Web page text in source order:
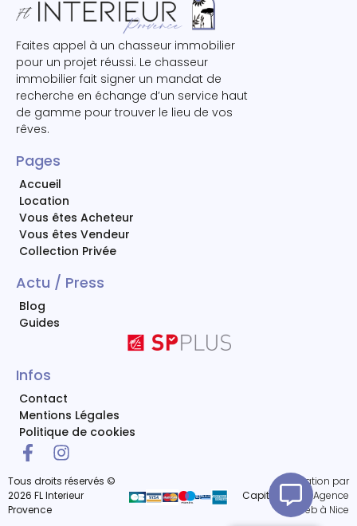
Faites appel à un chasseur immobilier
pour un projet réussi. Le chasseur
immobilier fait signer un mandat de
recherche en échange d’un service haut
de gamme pour trouver le lieu de vos
rêves.
Pages
Accueil
Location
Vous êtes Acheteur
Vous êtes Vendeur
Collection Privée
Actu / Press
Blog
Guides
Infos
Contact
Mentions Légales
Politique de cookies
Tous droits réservés ©
2026 FL Interieur
Provence
Réalisation par
Capitaine Site
Agence
Web à Nice